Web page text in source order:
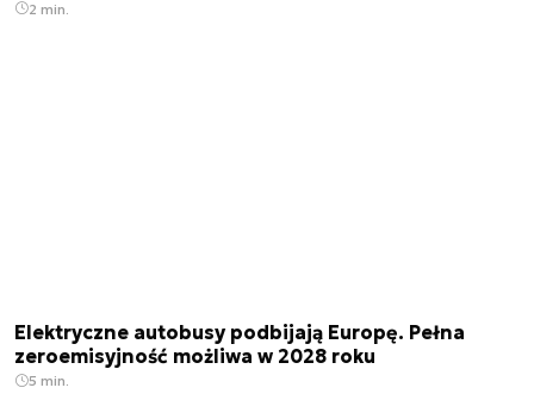
2 min.
Elektryczne autobusy podbijają Europę. Pełna
zeroemisyjność możliwa w 2028 roku
5 min.